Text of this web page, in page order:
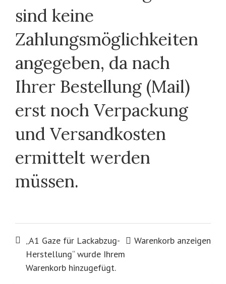
sind keine
Zahlungsmöglichkeiten
angegeben, da nach
Ihrer Bestellung (Mail)
erst noch Verpackung
und Versandkosten
ermittelt werden
müssen.
Warenkorb anzeigen
„A1 Gaze für Lackabzug-
Herstellung“ wurde Ihrem
Warenkorb hinzugefügt.